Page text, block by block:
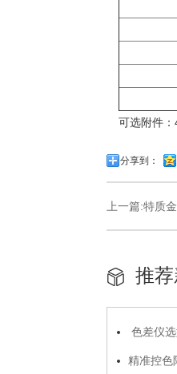
可选附件
分享到：
上一篇:特质
推
色差仪
精准控色